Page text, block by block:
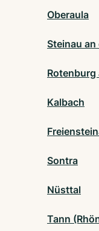
Oberaula
Steinau an
Rotenburg
Kalbach
Sontra
Nüsttal
Tann